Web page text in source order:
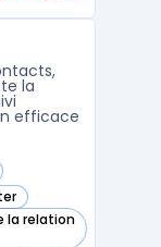
une
la
efficace
la relation